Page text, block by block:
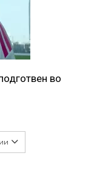
во